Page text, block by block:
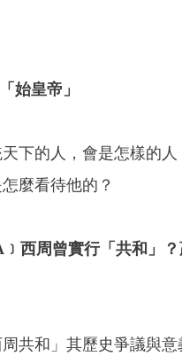
始皇帝」
下的人，會是怎樣的人
麼看待他的？
西周曾實行「共和」
共和」其歷史爭議與意